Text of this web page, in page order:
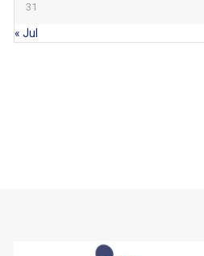
31
« Jul